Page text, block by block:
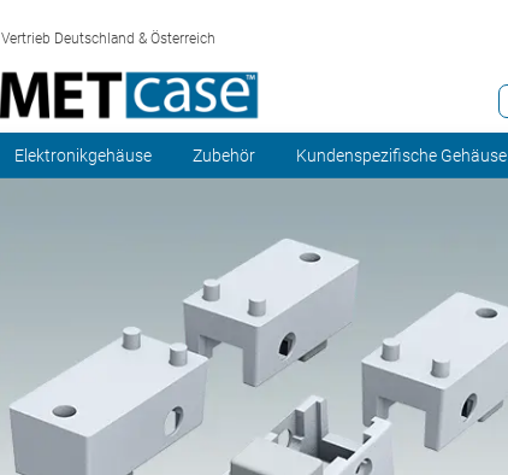
Vertrieb Deutschland & Österreich
Elektronikgehäuse Zubehör Kundenspezifische Gehäuse